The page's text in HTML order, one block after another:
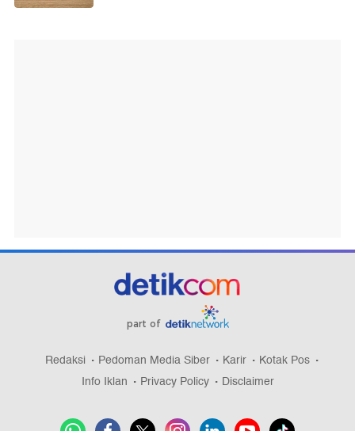
part of
Redaksi Pedoman Media Siber Karir
Kotak Pos
Info Iklan
Privacy Policy Disclaimer